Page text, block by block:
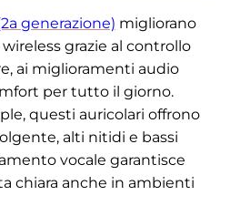
generazione) migliorano
grazie al controllo
ai miglioramenti audio
per tutto il giorno.
questi auricolari offrono
alti nitidi e bassi
vocale garantisce
chiara anche in ambienti